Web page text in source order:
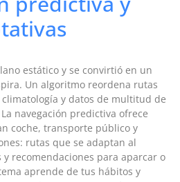
estático y se convirtió en un
Un algoritmo reordena rutas
y datos de multitud de
navegación predictiva ofrece
coche, transporte público y
rutas que se adaptan al
recomendaciones para aparcar o
aprende de tus hábitos y